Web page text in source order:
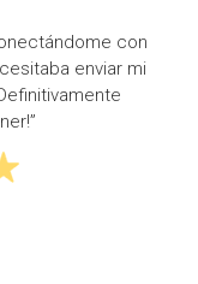
con RoadRunner
Altima desde
haber pedido un